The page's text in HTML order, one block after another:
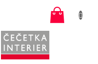
košík